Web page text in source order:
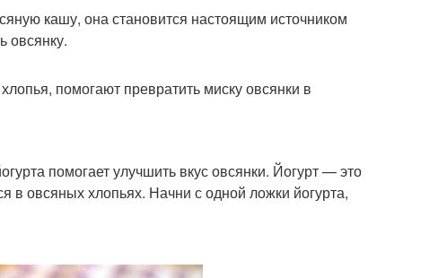
кашу, она становится настоящим источником
овсянку.
помогают превратить миску овсянки в
помогает улучшить вкус овсянки. Йогурт — это
в овсяных хлопьях. Начни с одной ложки йогурта,